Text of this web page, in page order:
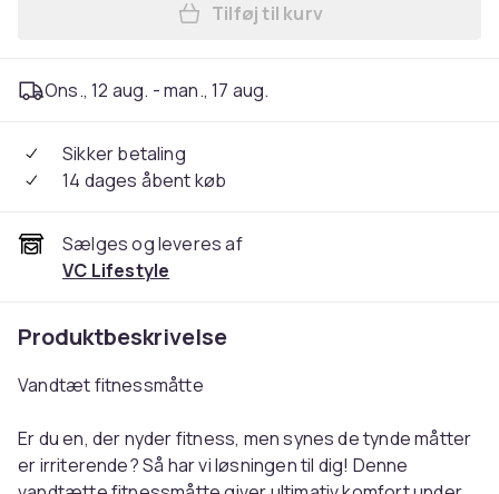
Læg Sammenklappelig
Tilføj til kurv
Ons., 12 aug. - man., 17 aug.
Sikker betaling
14 dages åbent køb
Sælges og leveres af
VC Lifestyle
Produktbeskrivelse
Vandtæt fitnessmåtte
Er du en, der nyder fitness, men synes de tynde måtter
er irriterende? Så har vi løsningen til dig! Denne